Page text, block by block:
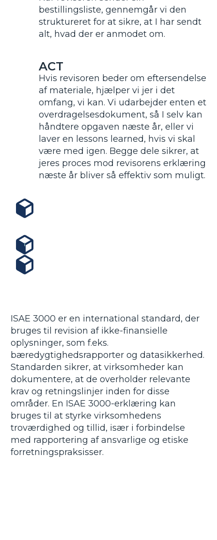
bestillingsliste, gennemgår vi den
struktureret for at sikre, at I har sendt
alt, hvad der er anmodet om.
ACT
Hvis revisoren beder om eftersendelse
af materiale, hjælper vi jer i det
omfang, vi kan. Vi udarbejder enten et
overdragelsesdokument, så I selv kan
håndtere opgaven næste år, eller vi
laver en lessons learned, hvis vi skal
være med igen. Begge dele sikrer, at
jeres proces mod revisorens erklæring
næste år bliver så effektiv som muligt.
ISAE 3000 er en international standard, der
bruges til revision af ikke-finansielle
oplysninger, som f.eks.
bæredygtighedsrapporter og datasikkerhed.
Standarden sikrer, at virksomheder kan
dokumentere, at de overholder relevante
krav og retningslinjer inden for disse
områder. En ISAE 3000-erklæring kan
bruges til at styrke virksomhedens
troværdighed og tillid, især i forbindelse
med rapportering af ansvarlige og etiske
forretningspraksisser.